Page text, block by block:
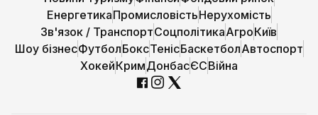
ЕнергетикаПромисловістьНерухомість
Зв'язок / ТранспортСоцполітикаАгроКиїв
Шоу бізнесФутболБоксТенісБаскетболАвтоспорт
ХокейКримДонбасЄСВійна